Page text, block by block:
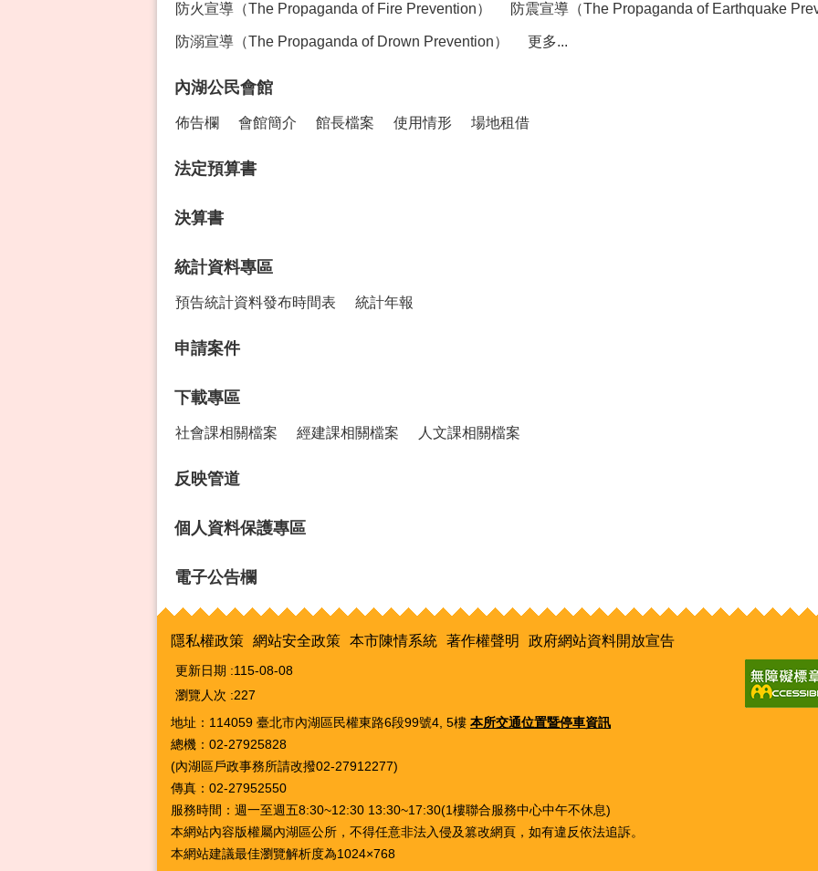
防火宣導（The Propaganda of Fire Prevention） 防震宣導（The Propaganda of Earthquake
防溺宣導（The Propaganda of Drown Prevention） 更多...
內湖公民會館
佈告欄 會館簡介 館長檔案 使用情形 場地租借
法定預算書
決算書
統計資料專區
預告統計資料發布時間表 統計年報
申請案件
下載專區
社會課相關檔案 經建課相關檔案 人文課相關檔案
反映管道
個人資料保護專區
電子公告欄
隱私權政策 網站安全政策 本市陳情系統 著作權聲明 政府網站資料開放宣告
更新日期
115-08-08
瀏覽人次
227
地址：114059 臺北市內湖區民權東路6段99號4, 5樓 本所交通位置暨停車資訊
總機：02-27925828
(內湖區戶政事務所請改撥02-27912277)
傳真：02-27952550
服務時間：週一至週五8:30~12:30 13:30~17:30(1樓聯合服務中心中午不休息)
本網站內容版權屬內湖區公所，不得任意非法入侵及篡改網頁，如有違反依法追訴。
本網站建議最佳瀏覽解析度為1024×768